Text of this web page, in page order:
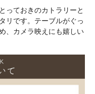
っておきのカトラリーと
リです。テーブルがぐっ
、カメラ映えにも嬉しい